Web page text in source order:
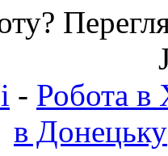
- Робота в
в Донецьку